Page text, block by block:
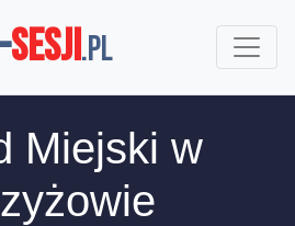
SESJI.pl
Miejski w